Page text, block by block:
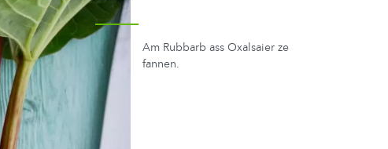
Am Rubbarb ass Oxalsaier ze
fannen.